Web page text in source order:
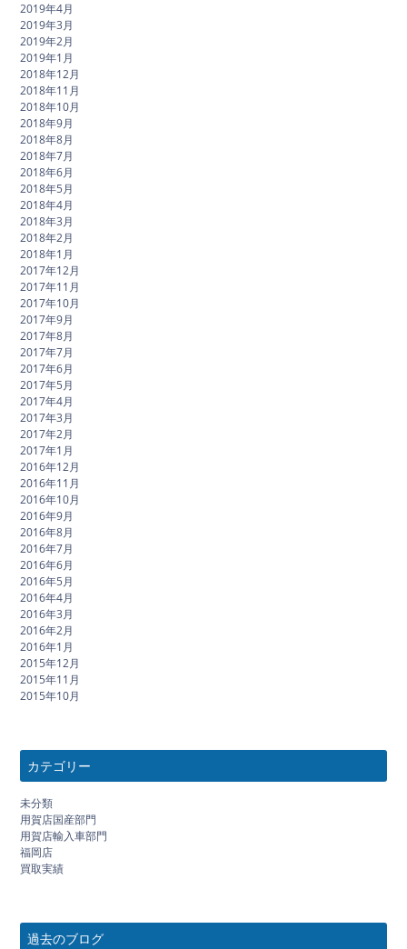
2019年4月
2019年3月
2019年2月
2019年1月
2018年12月
2018年11月
2018年10月
2018年9月
2018年8月
2018年7月
2018年6月
2018年5月
2018年4月
2018年3月
2018年2月
2018年1月
2017年12月
2017年11月
2017年10月
2017年9月
2017年8月
2017年7月
2017年6月
2017年5月
2017年4月
2017年3月
2017年2月
2017年1月
2016年12月
2016年11月
2016年10月
2016年9月
2016年8月
2016年7月
2016年6月
2016年5月
2016年4月
2016年3月
2016年2月
2016年1月
2015年12月
2015年11月
2015年10月
カテゴリー
未分類
用賀店国産部門
用賀店輸入車部門
福岡店
買取実績
過去のブログ